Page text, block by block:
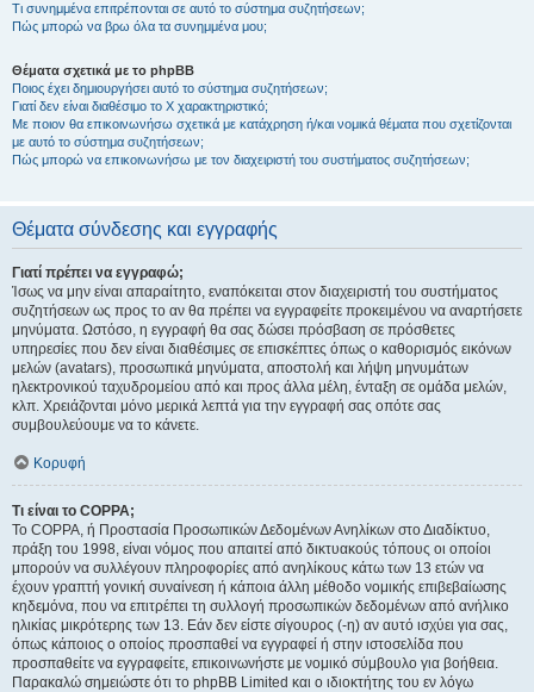
Τι συνημμένα επιτρέπονται σε αυτό το σύστημα συζητήσεων;
Πώς μπορώ να βρω όλα τα συνημμένα μου;
Θέματα σχετικά με το phpBB
Ποιος έχει δημιουργήσει αυτό το σύστημα συζητήσεων;
Γιατί δεν είναι διαθέσιμο το Χ χαρακτηριστικό;
Με ποιον θα επικοινωνήσω σχετικά με κατάχρηση ή/και νομικά θέματα που σχετίζονται
με αυτό το σύστημα συζητήσεων;
Πώς μπορώ να επικοινωνήσω με τον διαχειριστή του συστήματος συζητήσεων;
Θέματα σύνδεσης και εγγραφής
Γιατί πρέπει να εγγραφώ;
Ίσως να μην είναι απαραίτητο, εναπόκειται στον διαχειριστή του συστήματος
συζητήσεων ως προς το αν θα πρέπει να εγγραφείτε προκειμένου να αναρτήσετε
μηνύματα. Ωστόσο, η εγγραφή θα σας δώσει πρόσβαση σε πρόσθετες
υπηρεσίες που δεν είναι διαθέσιμες σε επισκέπτες όπως ο καθορισμός εικόνων
μελών (avatars), προσωπικά μηνύματα, αποστολή και λήψη μηνυμάτων
ηλεκτρονικού ταχυδρομείου από και προς άλλα μέλη, ένταξη σε ομάδα μελών,
κλπ. Χρειάζονται μόνο μερικά λεπτά για την εγγραφή σας οπότε σας
συμβουλεύουμε να το κάνετε.
Κορυφή
Τι είναι το COPPA;
Το COPPA, ή Προστασία Προσωπικών Δεδομένων Ανηλίκων στο Διαδίκτυο,
πράξη του 1998, είναι νόμος που απαιτεί από δικτυακούς τόπους οι οποίοι
μπορούν να συλλέγουν πληροφορίες από ανηλίκους κάτω των 13 ετών να
έχουν γραπτή γονική συναίνεση ή κάποια άλλη μέθοδο νομικής επιβεβαίωσης
κηδεμόνα, που να επιτρέπει τη συλλογή προσωπικών δεδομένων από ανήλικο
ηλικίας μικρότερης των 13. Εάν δεν είστε σίγουρος (-η) αν αυτό ισχύει για σας,
όπως κάποιος ο οποίος προσπαθεί να εγγραφεί ή στην ιστοσελίδα που
προσπαθείτε να εγγραφείτε, επικοινωνήστε με νομικό σύμβουλο για βοήθεια.
Παρακαλώ σημειώστε ότι το phpBB Limited και ο ιδιοκτήτης του εν λόγω